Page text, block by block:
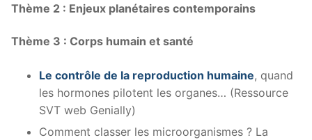
Thème 2 : Enjeux planétaires contemporains
Thème 3 : Corps humain et santé
Le contrôle de la reproduction humaine, quand
les hormones pilotent les organes… (Ressource
SVT web Genially)
Comment classer les microorganismes ? La